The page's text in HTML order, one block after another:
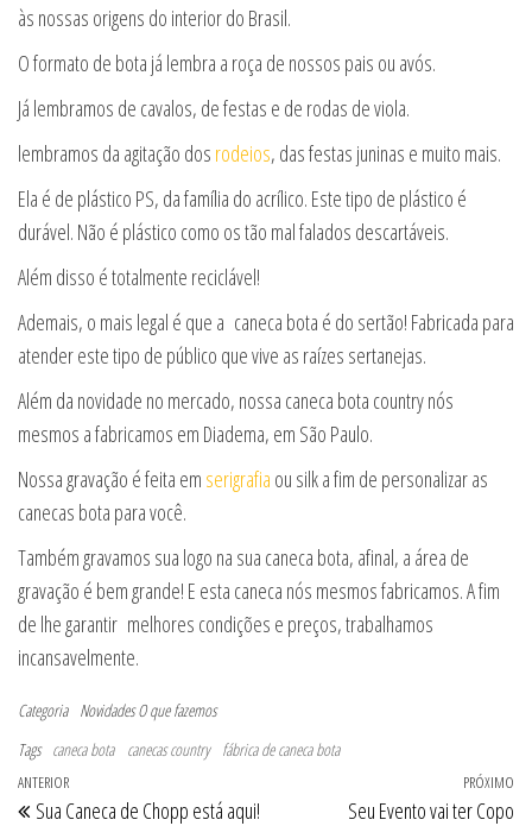
às nossas origens do interior do Brasil.
O formato de bota já lembra a roça de nossos pais ou avós.
Já lembramos de cavalos, de festas e de rodas de viola.
lembramos da agitação dos rodeios, das festas juninas e muito mais.
Ela é de plástico PS, da família do acrílico. Este tipo de plástico é
durável. Não é plástico como os tão mal falados descartáveis.
Além disso é totalmente reciclável!
Ademais, o mais legal é que a caneca bota é do sertão! Fabricada para
atender este tipo de público que vive as raízes sertanejas.
Além da novidade no mercado, nossa caneca bota country nós
mesmos a fabricamos em Diadema, em São Paulo.
Nossa gravação é feita em serigrafia ou silk a fim de personalizar as
canecas bota para você.
Também gravamos sua logo na sua caneca bota, afinal, a área de
gravação é bem grande! E esta caneca nós mesmos fabricamos. A fim
de lhe garantir melhores condições e preços, trabalhamos
incansavelmente.
Categoria Novidades O que fazemos
Tags caneca bota canecas country fábrica de caneca bota
Navegação de Post
Post anterior
ANTERIOR
Sua Caneca de Chopp está aqui!
PRÓXIMO
Seu Evento vai ter Copo